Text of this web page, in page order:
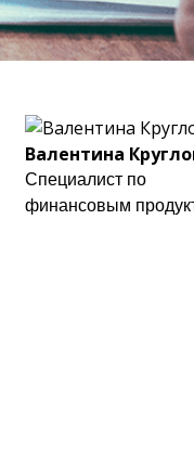
Валентина
Специалист по
финансовым